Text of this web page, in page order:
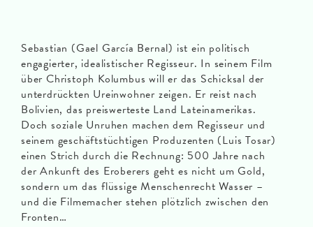
Sebastian (Gael García Bernal) ist ein politisch
engagierter, idealistischer Regisseur. In seinem Film
über Christoph Kolumbus will er das Schicksal der
unterdrückten Ureinwohner zeigen. Er reist nach
Bolivien, das preiswerteste Land Lateinamerikas.
Doch soziale Unruhen machen dem Regisseur und
seinem geschäftstüchtigen Produzenten (Luis Tosar)
einen Strich durch die Rechnung: 500 Jahre nach
der Ankunft des Eroberers geht es nicht um Gold,
sondern um das flüssige Menschenrecht Wasser –
und die Filmemacher stehen plötzlich zwischen den
Fronten…